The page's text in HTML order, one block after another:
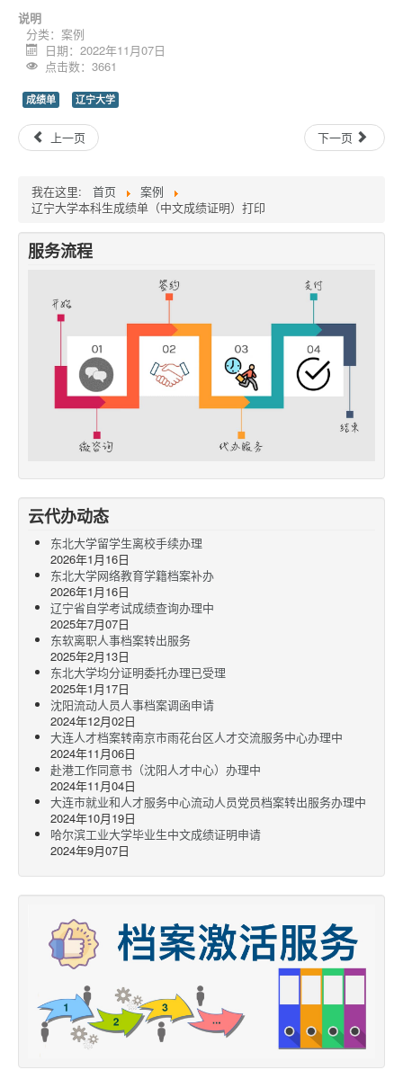
说明
分类： 案例
日期：2022年11月07日
点击数：3661
成绩单 辽宁大学
上一页 下一页
我在这里: 首页
案例
辽宁大学本科生成绩单（中文成绩证明）打印
服务流程
云代办动态
东北大学留学生离校手续办理
2026年1月16日
东北大学网络教育学籍档案补办
2026年1月16日
辽宁省自学考试成绩查询办理中
2025年7月07日
东软离职人事档案转出服务
2025年2月13日
东北大学均分证明委托办理已受理
2025年1月17日
沈阳流动人员人事档案调函申请
2024年12月02日
大连人才档案转南京市雨花台区人才交流服务中心办理中
2024年11月06日
赴港工作同意书（沈阳人才中心）办理中
2024年11月04日
大连市就业和人才服务中心流动人员党员档案转出服务办理中
2024年10月19日
哈尔滨工业大学毕业生中文成绩证明申请
2024年9月07日